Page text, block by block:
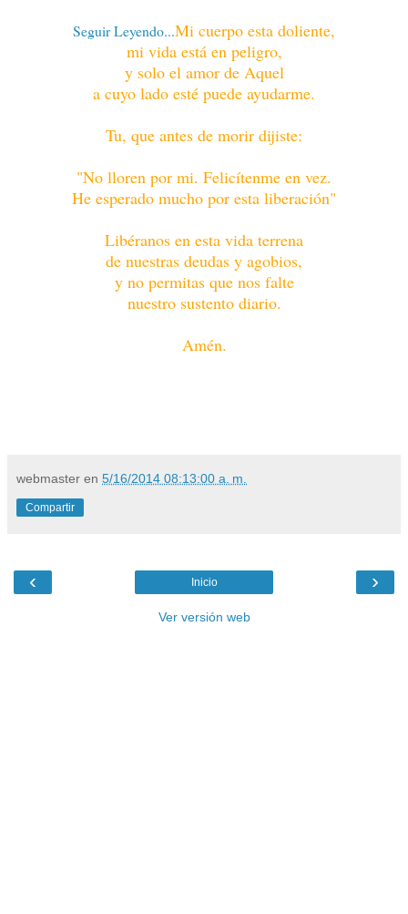
Seguir Leyendo...Mi cuerpo esta doliente,
mi vida está en peligro,
y solo el amor de Aquel
a cuyo lado esté puede ayudarme.
Tu, que antes de morir dijiste:
"No lloren por mi. Felicítenme en vez.
He esperado mucho por esta liberación"
Libéranos en esta vida terrena
de nuestras deudas y agobios,
y no permitas que nos falte
nuestro sustento diario.
Amén.
webmaster en 5/16/2014 08:13:00 a. m.
Compartir
‹ ›
Inicio
Ver versión web